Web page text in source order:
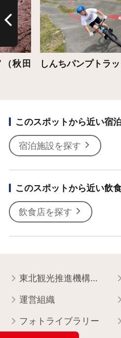
秋田 しんちパンプトラ
このスポットから近い宿
宿泊施設を探す
このスポットから近い飲
飲食店を探す
東北観光推進機構について
運営組織
フォトライブラリー